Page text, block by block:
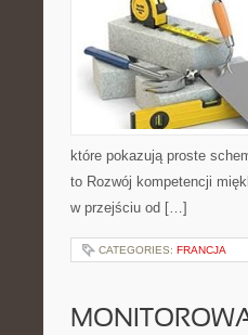
które pokazują proste
to Rozwój kompetencji
w przejściu od […]
CATEGORIES: FRANCJA